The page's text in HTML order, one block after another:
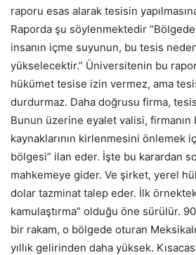
raporu esas alarak tesisin
Raporda şu söylenmektedir
insanın içme suyunun, bu tesis
yükselecektir.” Üniversitenin bu
hükümet tesise izin vermez, ama
durdurmaz. Daha doğrusu firma,
Bunun üzerine eyalet valisi, firmanın
kaynaklarının kirlenmesini önlemek
bölgesi” ilan eder. İşte bu karardan
mahkemeye gider. Ve şirket, yerel
dolar tazminat talep eder. İlk
kamulaştırma” olduğu öne sürülür.
bir rakam, o bölgede oturan
yıllık gelirinden daha yüksek.